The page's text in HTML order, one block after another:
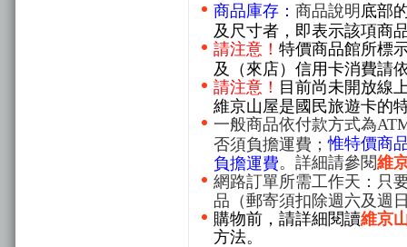
商品庫存： 商品說明 底部
及尺寸者，即表示該項商
請注意！ 特價商品館所標
及（來店）信用卡消費請
請注意！ 目前尚未開放線
維京山屋是國民旅遊卡的
一般商品依付款方式為
否須負擔運費；惟特價商
負擔運費。詳細請參閱維
網路訂單所需工作天：只
品（郵寄須扣除週六及週
購物前，請詳細閱讀維京
方法。